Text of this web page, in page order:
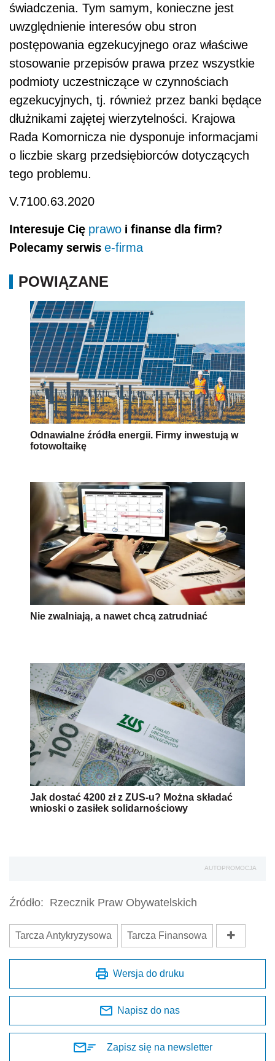
świadczenia. Tym samym, konieczne jest
uwzględnienie interesów obu stron
postępowania egzekucyjnego oraz właściwe
stosowanie przepisów prawa przez wszystkie
podmioty uczestniczące w czynnościach
egzekucyjnych, tj. również przez banki będące
dłużnikami zajętej wierzytelności. Krajowa
Rada Komornicza nie dysponuje informacjami
o liczbie skarg przedsiębiorców dotyczących
tego problemu.
V.7100.63.2020
Interesuje Cię prawo i finanse dla firm?
Polecamy serwis e-firma
POWIĄZANE
Odnawialne źródła energii. Firmy inwestują w
fotowoltaikę
Nie zwalniają, a nawet chcą zatrudniać
Jak dostać 4200 zł z ZUS-u? Można składać
wnioski o zasiłek solidarnościowy
AUTOPROMOCJA
Źródło: Rzecznik Praw Obywatelskich
Tarcza Antykryzysowa Tarcza Finansowa
Wersja do druku
Napisz do nas
Zapisz się na newsletter